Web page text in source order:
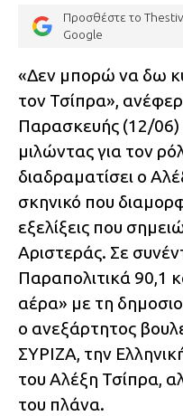
Προσθέστε το
Google
«Δεν μπορώ να δω
τον Τσίπρα»,
Παρασκευής (12/06)
μιλώντας για τον
διαδραματίσει ο
σκηνικό που
εξελίξεις που
Αριστεράς. Σε
Παραπολιτικά 90,1
αέρα» με τη
ο ανεξάρτητος
ΣΥΡΙΖΑ, την
του Αλέξη Τσίπρα,
του πλάνα.